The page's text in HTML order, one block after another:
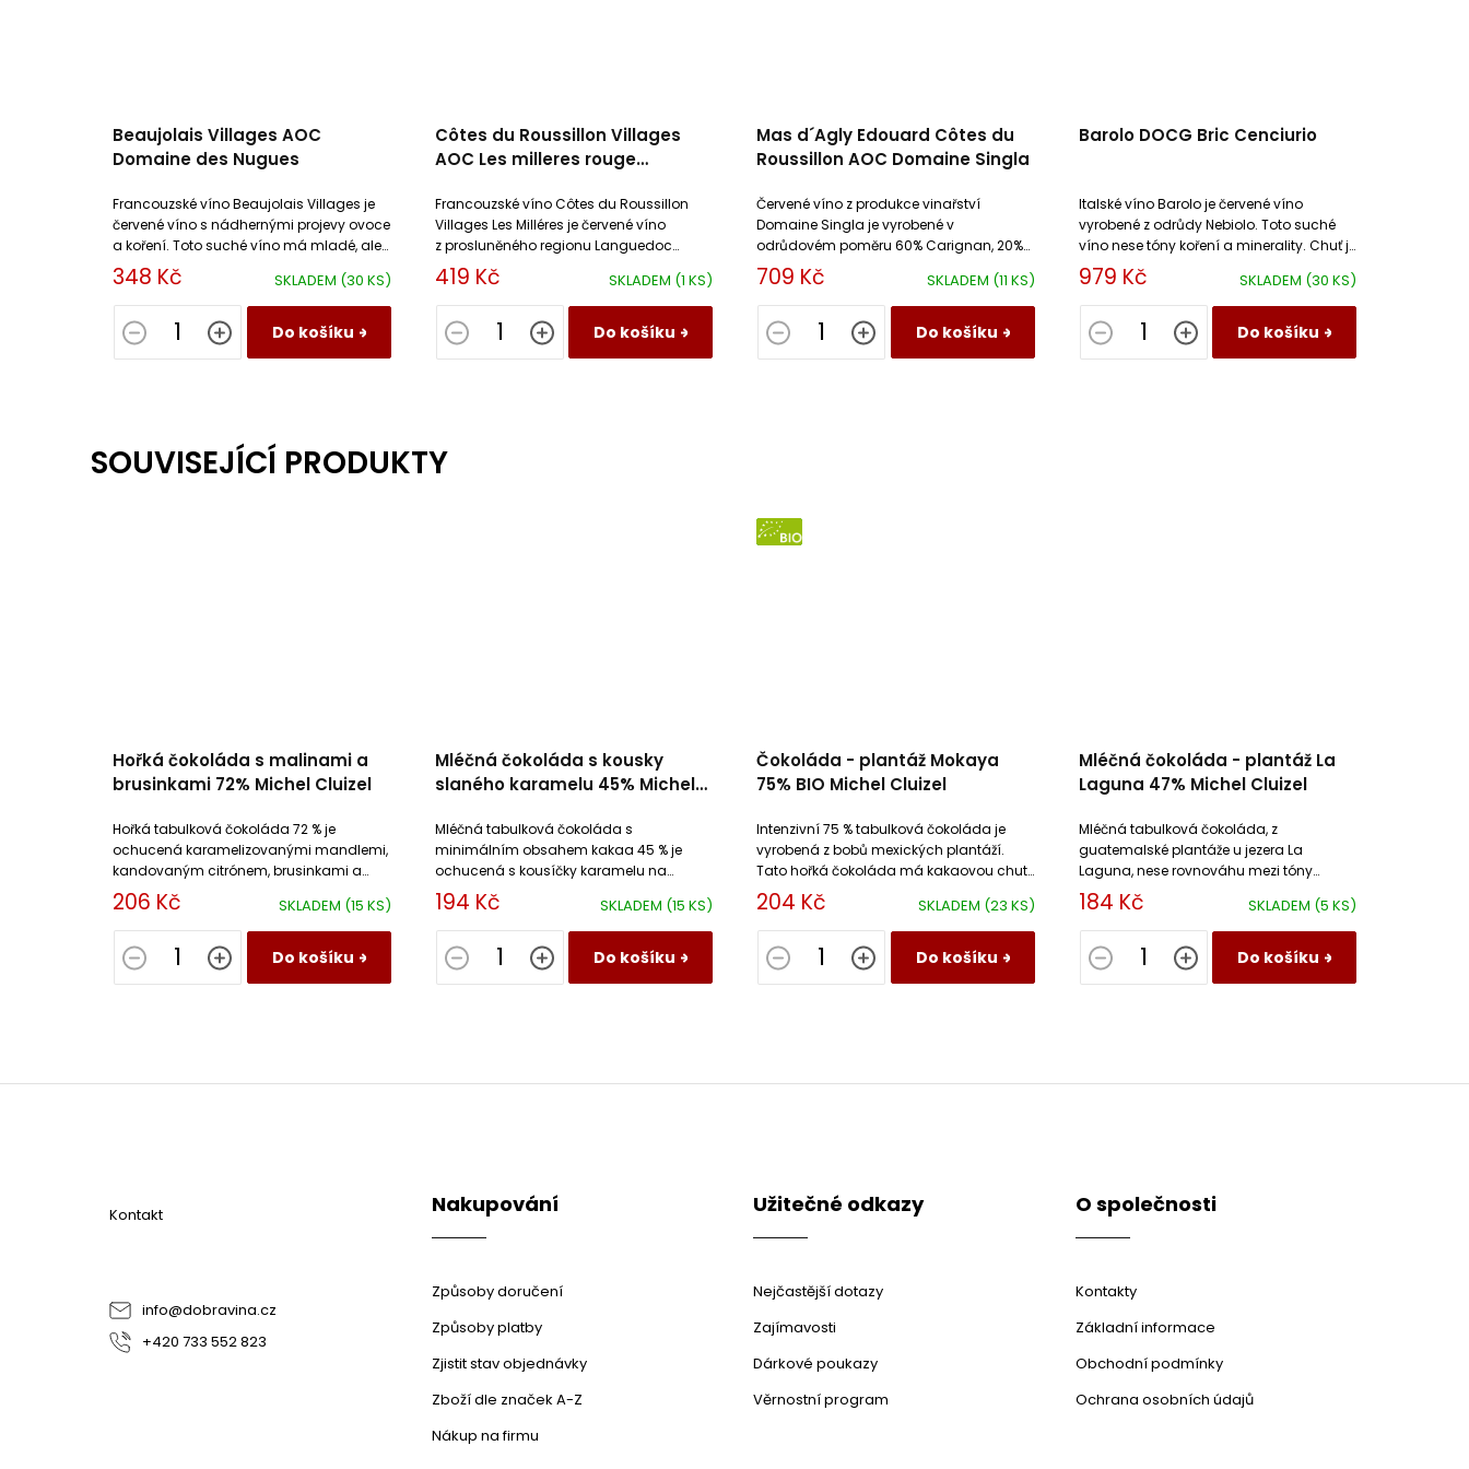
Beaujolais Villages AOC
Domaine des Nugues
SKLADEM (30 KS)
348 Kč
Do košíku
Francouzské víno Beaujolais Villages je
červené víno s nádhernými projevy ovoce
a koření. Toto suché víno má mladé, ale
harmonické třísloviny.
Côtes du Roussillon Villages
AOC Les milleres rouge
SKLADEM (1 KS)
419 Kč
Do košíku
Francouzské víno Côtes du Roussillon
Villages Les Milléres je červené víno
z prosluněného regionu Languedoc
Roussillon. Toto suché víno je sametové
v chuťi.
Mas d´Agly Edouard Côtes du
Roussillon AOC Domaine Singla
SKLADEM (11 KS)
709 Kč
Do košíku
Červené víno z produkce vinařství
Domaine Singla je vyrobené v
odrůdovém poměru 60% Carignan, 20%
Mourvedre a 20% Syrah
Barolo DOCG Bric Cenciurio
SKLADEM (30 KS)
979 Kč
Do košíku
Italské víno Barolo je červené víno
vyrobené z odrůdy Nebiolo. Toto suché
víno nese tóny koření a minerality. Chuť je
vyzrálá s plnou texturou a pevnými
taniny.
SOUVISEJÍCÍ PRODUKTY
Hořká čokoláda s malinami a
brusinkami 72% Michel Cluizel
SKLADEM (15 KS)
206 Kč
Do košíku
Hořká tabulková čokoláda 72 % je
ochucená karamelizovanými mandlemi,
kandovaným citrónem, brusinkami a
sušenými malinami.
Mléčná čokoláda s kousky
slaného karamelu 45% Michel
SKLADEM (15 KS)
194 Kč
Do košíku
Mléčná tabulková čokoláda s
minimálním obsahem kakaa 45 % je
ochucená s kousíčky karamelu na
slaném másle.
Čokoláda - plantáž Mokaya
75% BIO Michel Cluizel
SKLADEM (23 KS)
204 Kč
Do košíku
Intenzivní 75 % tabulková čokoláda je
vyrobená z bobů mexických plantáží.
Tato hořká čokoláda má kakaovou chutí
s dochutí čerstvého a sušeného
exotického ovoce.
Mléčná čokoláda - plantáž La
Laguna 47% Michel Cluizel
SKLADEM (5 KS)
184 Kč
Do košíku
Mléčná tabulková čokoláda, z
guatemalské plantáže u jezera La
Laguna, nese rovnováhu mezi tóny
cappuccina a horké čokolády s tóny
lískových ořechů a toastu.
Z
Kontakt
info@dobravina.cz
+420 733 552 823
Nakupování
Způsoby doručení
Způsoby platby
Zjistit stav objednávky
Zboží dle značek A-Z
Nákup na firmu
Užitečné odkazy
Nejčastější dotazy
Zajímavosti
Dárkové poukazy
Věrnostní program
O společnosti
Kontakty
Základní informace
Obchodní podmínky
Ochrana osobních údajů